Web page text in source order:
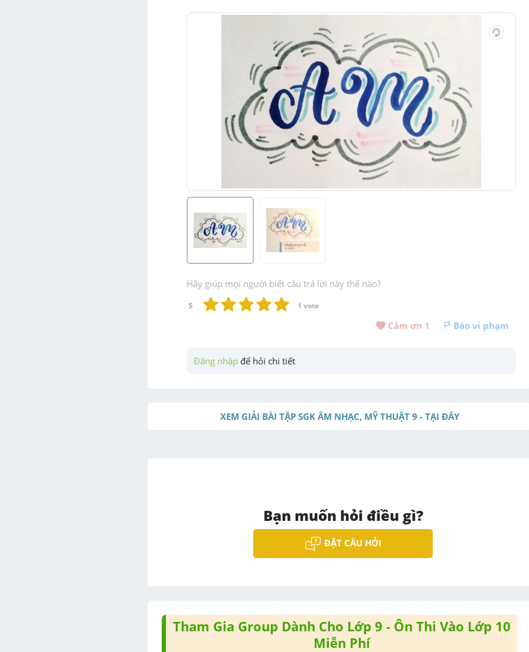
Hãy giúp mọi người biết câu trả lời này thế nào?
5 1 vote
Cảm ơn 1 Báo vi phạm
Đăng nhập để hỏi chi tiết
XEM GIẢI BÀI TẬP SGK ÂM NHẠC, MỸ THUẬT 9 - TẠI ĐÂY
Bạn muốn hỏi điều gì?
ĐẶT CÂU HỎI
Tham Gia Group Dành Cho Lớp 9 - Ôn Thi Vào Lớp 10
Miễn Phí